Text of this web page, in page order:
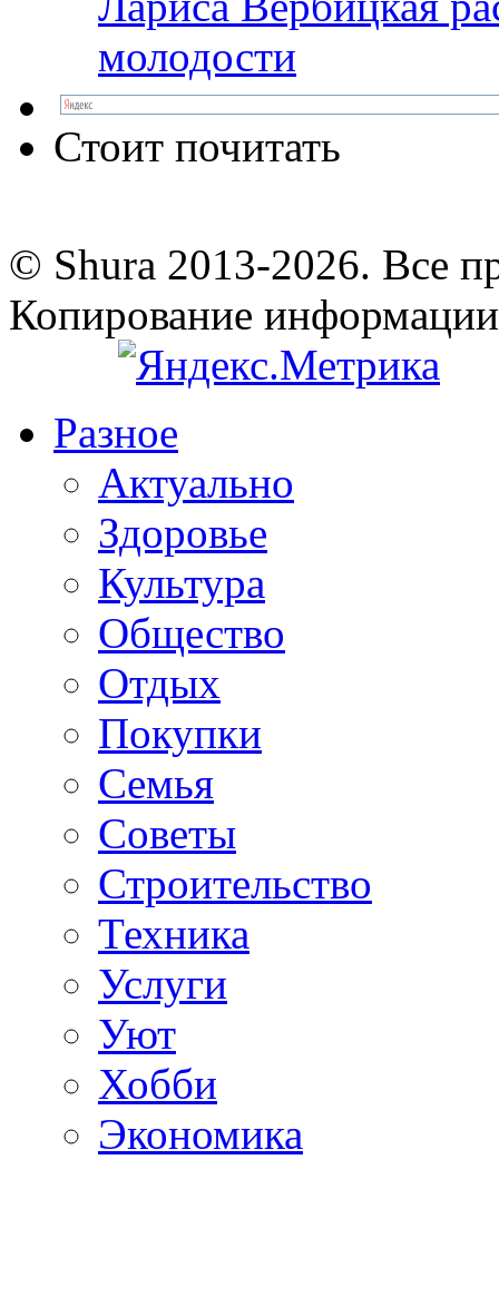
молодости
Стоит почитать
© Shura 2013-2026. Все
Копирование
Разное
Актуально
Здоровье
Культура
Общество
Отдых
Покупки
Семья
Советы
Строительство
Техника
Услуги
Уют
Хобби
Экономика